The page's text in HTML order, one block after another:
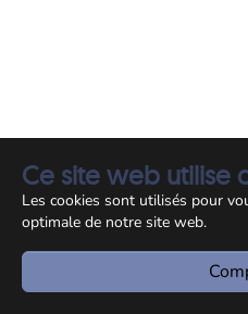
Ce site web utilise
Les cookies sont utilisés pour
optimale de notre site web.